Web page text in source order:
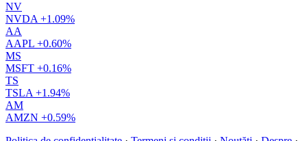
NV
NVDA +1.09%
AA
AAPL +0.60%
MS
MSFT +0.16%
TS
TSLA +1.94%
AM
AMZN +0.59%